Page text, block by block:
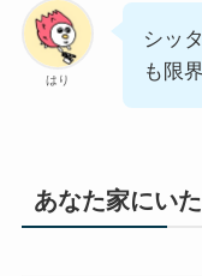
はり
シッ
も限
あなた家にい